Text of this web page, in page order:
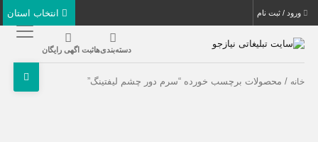
ورود / ثبت نام
دسته‌بندی‌هاثبت اگهی رایگان
خانه / محصولات برچسب خورده “سرم دور چشم لیفتینگ”